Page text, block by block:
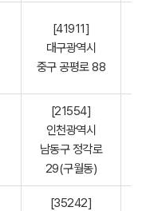
[41911]
대구광역시
중구 공평로 88
[21554]
인천광역시
남동구 정각로
29(구월동)
[35242]